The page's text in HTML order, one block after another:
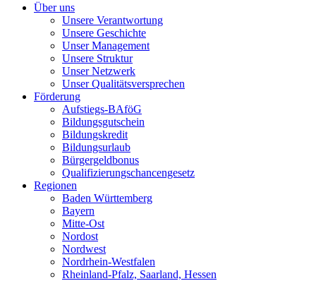
Über uns
Unsere Verantwortung
Unsere Geschichte
Unser Management
Unsere Struktur
Unser Netzwerk
Unser Qualitätsversprechen
Förderung
Aufstiegs-BAföG
Bildungsgutschein
Bildungskredit
Bildungsurlaub
Bürgergeldbonus
Qualifizierungschancengesetz
Regionen
Baden Württemberg
Bayern
Mitte-Ost
Nordost
Nordwest
Nordrhein-Westfalen
Rheinland-Pfalz, Saarland, Hessen